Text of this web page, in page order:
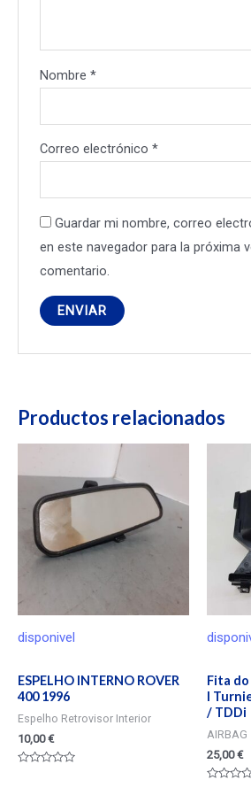
Nombre*
Correo electrónico*
Guardar mi nombre, correo
en este navegador para la próxima
comentario.
Productos relacionados
disponivel
ESPELHO INTERNO ROVER
400 1996
Espelho Retrovisor Interior
10,00€
Fita do
I
/ TDDi
AIRBAG
25,00€